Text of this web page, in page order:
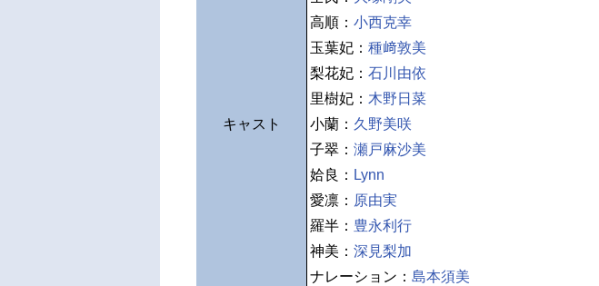
キャスト
高順： 小西克幸
玉葉妃： 種﨑敦美
梨花妃： 石川由依
里樹妃： 木野日菜
小蘭： 久野美咲
子翠： 瀬戸麻沙美
姶良： Lynn
愛凛： 原由実
羅半： 豊永利行
神美： 深見梨加
ナレーション： 島本須美